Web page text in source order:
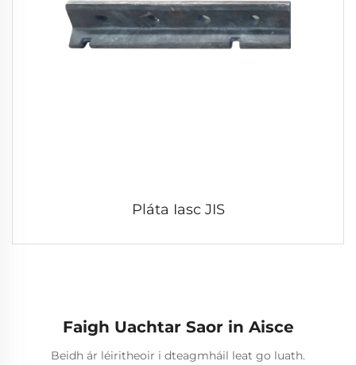
Pláta Iasc JIS
Faigh Uachtar Saor in Aisce
Beidh ár léiritheoir i dteagmháil leat go luath.